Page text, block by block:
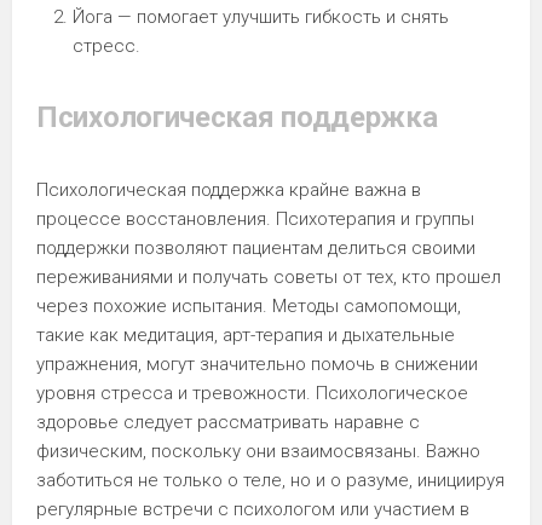
Йога — помогает улучшить гибкость и снять
стресс.
Психологическая поддержка
Психологическая поддержка крайне важна в
процессе восстановления. Психотерапия и группы
поддержки позволяют пациентам делиться своими
переживаниями и получать советы от тех, кто прошел
через похожие испытания. Методы самопомощи,
такие как медитация, арт-терапия и дыхательные
упражнения, могут значительно помочь в снижении
уровня стресса и тревожности. Психологическое
здоровье следует рассматривать наравне с
физическим, поскольку они взаимосвязаны. Важно
заботиться не только о теле, но и о разуме, инициируя
регулярные встречи с психологом или участием в